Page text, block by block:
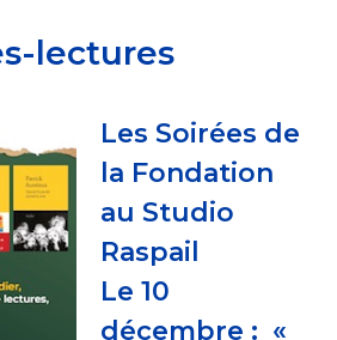
lectures
Les Soirées de
la Fondation
au Studio
Raspail
Le 10
décembre : «